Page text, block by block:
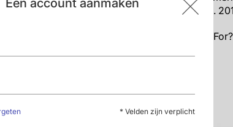
Een account aanmaken
* Velden zijn verplicht
Force on Practice Guidelines. Circulation.
Artery Disease: What Are We Waiting
ONLINE OP CIRCULATION